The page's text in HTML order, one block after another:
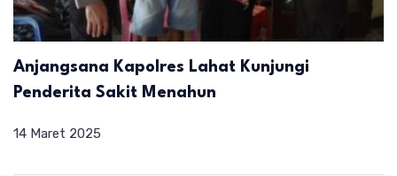
Anjangsana Kapolres Lahat Kunjungi
Penderita Sakit Menahun
14 Maret 2025